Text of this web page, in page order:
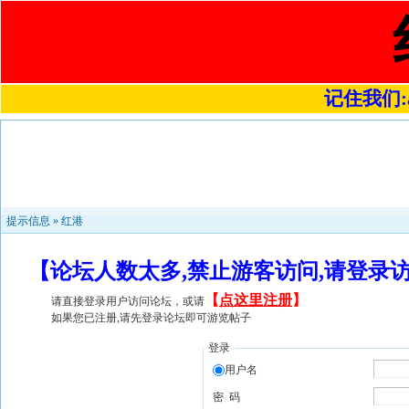
记住我们
提示信息 » 红港
【论坛人数太多,禁止游客访问,请登
请直接登录用户访问论坛，或请 【 点这里注册】
如果您已注册,请先登录论坛即可游览帖子
登录
用户名
密 码